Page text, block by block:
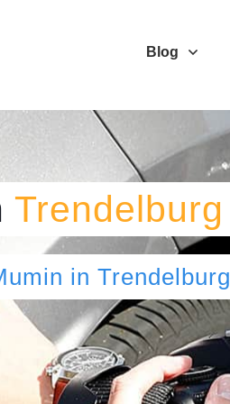
Blog
Trendelburg
in Trendelburg